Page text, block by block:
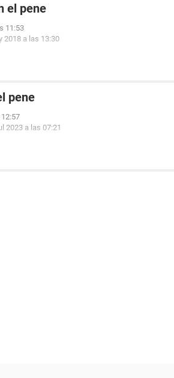
el pene
11:53
2018 a las 13:30
pene
2023 a las 07:21